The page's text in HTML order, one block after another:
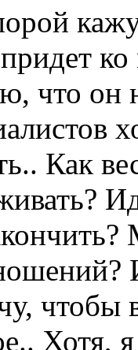
что он
Как
чтобы
Хотя,